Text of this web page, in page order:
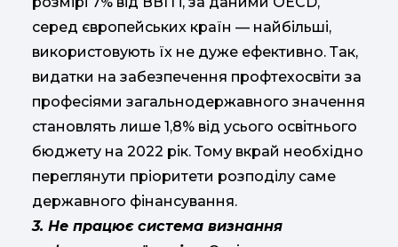
серед європейських країн — найбільші,
використовують їх не дуже ефективно. Так,
видатки на забезпечення профтехосвіти за
професіями загальнодержавного значення
становлять лише 1,8% від усього освітнього
бюджету на 2022 рік. Тому вкрай необхідно
переглянути пріоритети розподілу саме
державного фінансування.
3. Не працює система визнання